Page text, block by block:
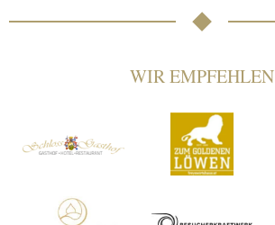
WIR EMPFEHLEN